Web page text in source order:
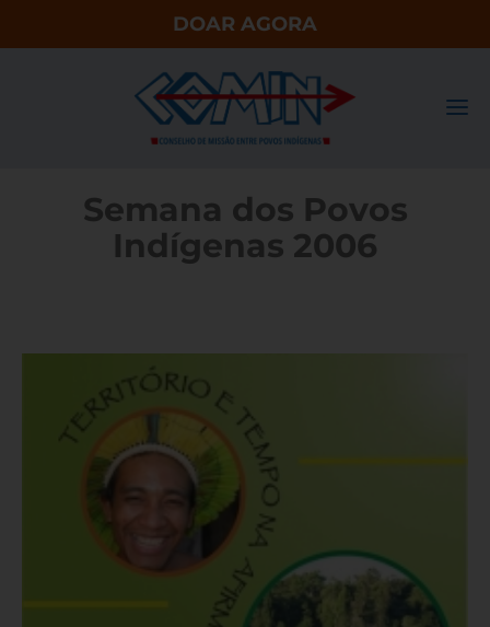
DOAR AGORA
Semana dos Povos
Indígenas 2006